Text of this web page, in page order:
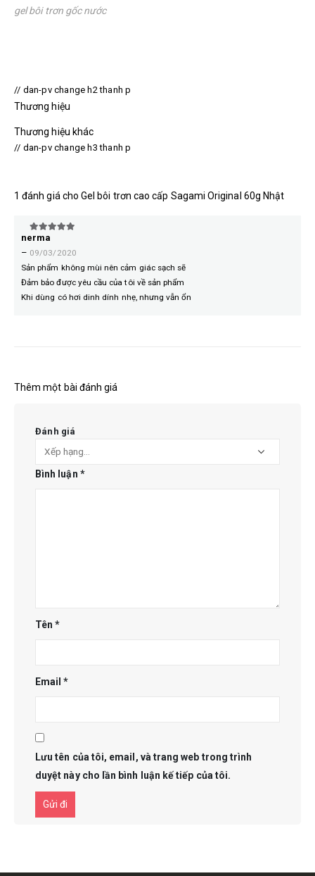
gel bôi trơn gốc nước
// dan-pv change h2 thanh p
Thương hiệu
Thương hiệu khác
// dan-pv change h3 thanh p
1 đánh giá choGel bôi trơn cao cấp Sagami Original 60g Nhật
5trên 5
nerma
– 09/03/2020
Sản phẩm không mùi nên cảm giác sạch sẽ
Đảm bảo được yêu cầu của tôi về sản phẩm
Khi dùng có hơi dinh dính nhẹ, nhưng vẫn ổn
Thêm một bài đánh giá
Đánh giá
Bình luận *
Tên*
Email*
Lưu tên của tôi, email, và trang web trong trình
duyệt này cho lần bình luận kế tiếp của tôi.